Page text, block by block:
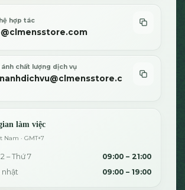
hợp tác
ánh chất lượng dịch vụ
làm việc
Nam · GMT+7
– Thứ 7
09:00 – 21:00
nhật
09:00 – 19:00